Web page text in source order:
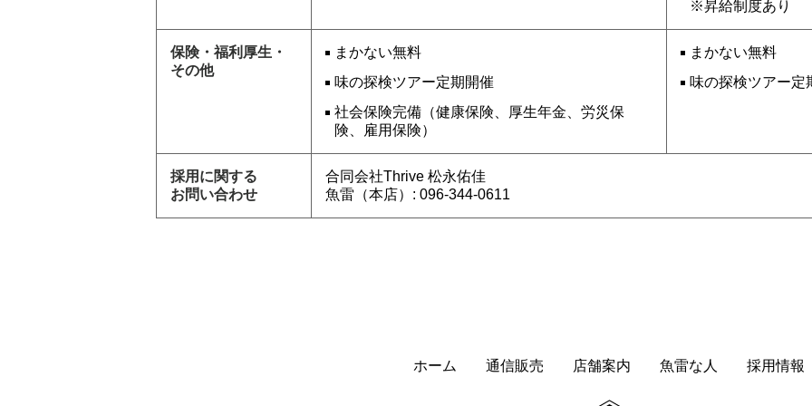
※昇給制度あり
保険・福利厚生・
その他
まかない無料
味の探検ツアー定期開催
社会保険完備（健康保険、厚生年金、労災保
険、雇用保険）
まかない無料
味の探検ツアー定
採用に関する
お問い合わせ
合同会社Thrive 松永佑佳
魚雷（本店）: 096-344-0611
ホーム 通信販売 店舗案内 魚雷な人 採用情報